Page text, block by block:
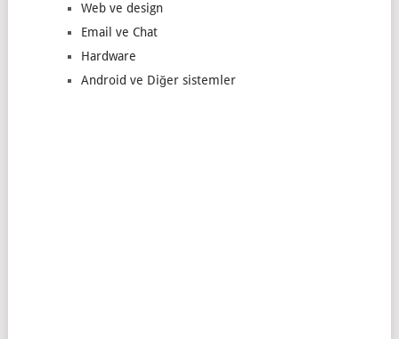
Web ve design
Email ve Chat
Hardware
Android ve Diğer sistemler